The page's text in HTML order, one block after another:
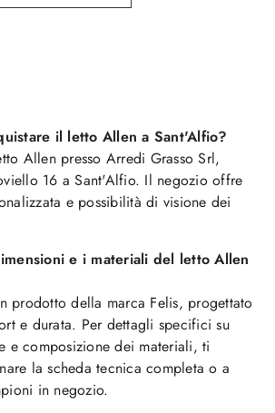
il letto Allen a Sant'Alfio?
Allen presso Arredi Grasso Srl,
16 a Sant'Alfio. Il negozio offre
e possibilità di visione dei
e i materiali del letto Allen
prodotto della marca Felis, progettato
e durata. Per dettagli specifici su
e composizione dei materiali, ti
la scheda tecnica completa o a
in negozio.